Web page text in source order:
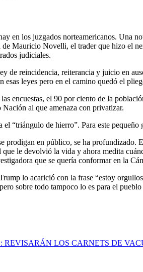
en los juzgados norteamericanos. Una
Mauricio Novelli, el trader que hizo el
judiciales.
de reincidencia, reiterancia y juicio en
esas leyes pero en el camino quedó el
encuestas, el 90 por ciento de la
al que amenaza con privatizar.
“triángulo de hierro”. Para este
en público, se ha profundizado.
le devolvió la vida y ahora medita
que se quería conformar en la
lo acarició con la frase “estoy
sobre todo tampoco lo es para el pueblo
LOS CARNETS DE